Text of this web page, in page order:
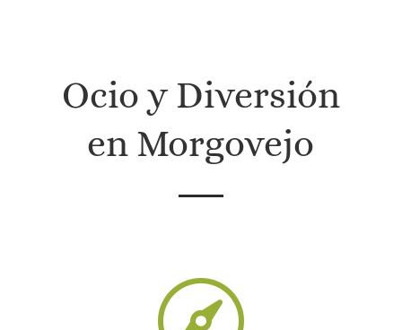
Ocio y Diversión
en Morgovejo